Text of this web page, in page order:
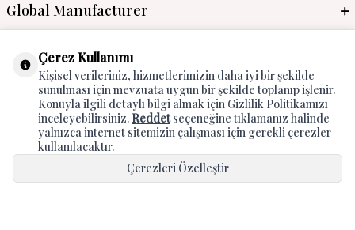
Global Manufacturer
Çerez Kullanımı
Kişisel verileriniz, hizmetlerimizin daha iyi bir şekilde
sunulması için mevzuata uygun bir şekilde toplanıp işlenir.
Konuyla ilgili detaylı bilgi almak için Gizlilik Politikamızı
inceleyebilirsiniz. Reddetseçeneğine tıklamanız halinde
yalnızca internet sitemizin çalışması için gerekli çerezler
kullanılacaktır.
Çerezleri Özelleştir